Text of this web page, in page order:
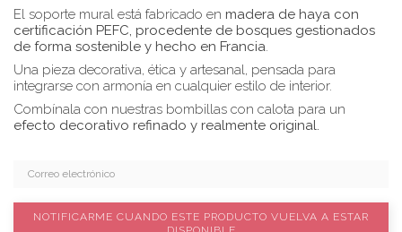
El soporte mural está fabricado en madera de haya con
certificación PEFC, procedente de bosques gestionados
de forma sostenible y hecho en Francia.
Una pieza decorativa, ética y artesanal, pensada para
integrarse con armonía en cualquier estilo de interior.
Combínala con nuestras bombillas con calota para un
efecto decorativo refinado y realmente original.
NOTIFICARME CUANDO ESTE PRODUCTO VUELVA A ESTAR